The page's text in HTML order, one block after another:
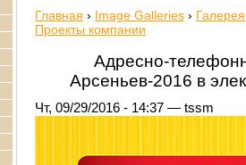
Главная › Image Galleries › Галерея
Проекты компании
Адресно-
Арсеньев-2016 в
Чт, 09/29/2016 - 14:37 — tssm